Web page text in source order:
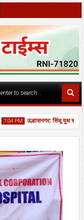
PM
Aug
2026
उल्हासनगर: सिंधू युथ सर्कल —
यातायात बहाल।